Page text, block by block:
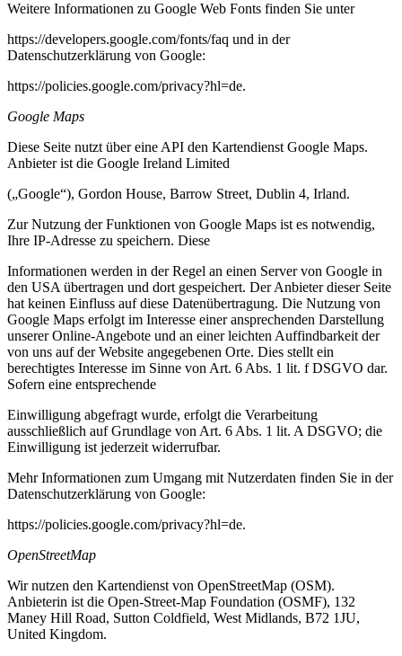
Weitere Informationen zu Google Web Fonts finden Sie unter
https://developers.google.com/fonts/faq und in der
Datenschutzerklärung von Google:
https://policies.google.com/privacy?hl=de.
Google Maps
Diese Seite nutzt über eine API den Kartendienst Google Maps.
Anbieter ist die Google Ireland Limited
(„Google“), Gordon House, Barrow Street, Dublin 4, Irland.
Zur Nutzung der Funktionen von Google Maps ist es notwendig,
Ihre IP-Adresse zu speichern. Diese
Informationen werden in der Regel an einen Server von Google in
den USA übertragen und dort gespeichert. Der Anbieter dieser Seite
hat keinen Einfluss auf diese Datenübertragung. Die Nutzung von
Google Maps erfolgt im Interesse einer ansprechenden Darstellung
unserer Online-Angebote und an einer leichten Auffindbarkeit der
von uns auf der Website angegebenen Orte. Dies stellt ein
berechtigtes Interesse im Sinne von Art. 6 Abs. 1 lit. f DSGVO dar.
Sofern eine entsprechende
Einwilligung abgefragt wurde, erfolgt die Verarbeitung
ausschließlich auf Grundlage von Art. 6 Abs. 1 lit. A DSGVO; die
Einwilligung ist jederzeit widerrufbar.
Mehr Informationen zum Umgang mit Nutzerdaten finden Sie in der
Datenschutzerklärung von Google:
https://policies.google.com/privacy?hl=de.
OpenStreetMap
Wir nutzen den Kartendienst von OpenStreetMap (OSM).
Anbieterin ist die Open-Street-Map Foundation (OSMF), 132
Maney Hill Road, Sutton Coldfield, West Midlands, B72 1JU,
United Kingdom.